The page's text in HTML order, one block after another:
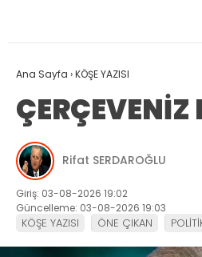
Ana Sayfa ›KÖŞE YAZISI
Rifat SERDAROĞLU
Giriş: 03-08-2026 19:02
Güncelleme: 03-08-2026 19:03
KÖŞE YAZISI ÖNE ÇIKAN